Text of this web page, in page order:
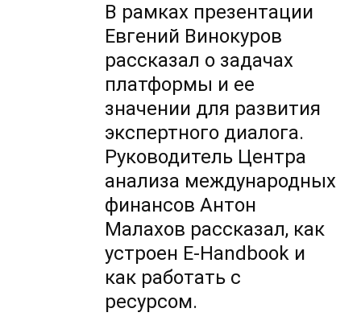
В рамках презентации
Евгений Винокуров
рассказал о задачах
платформы и ее
значении для развития
экспертного диалога.
Руководитель Центра
анализа международных
финансов Антон
Малахов рассказал, как
устроен E-Handbook и
как работать с
ресурсом.